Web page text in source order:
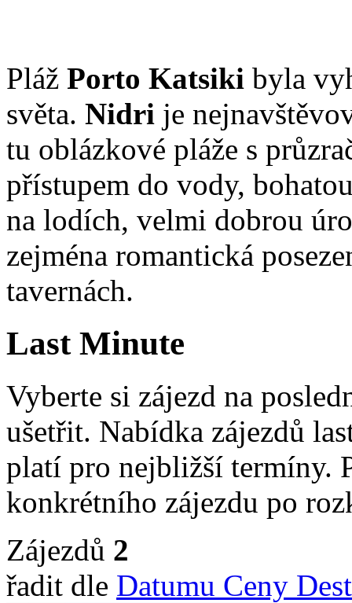
Pláž Porto Katsiki byla
světa. Nidri je
tu oblázkové pláže s
přístupem do vody,
na lodích, velmi dobrou
zejména romantická
tavernách.
Last Minute
Vyberte si zájezd na
ušetřit. Nabídka zájezdů
platí pro nejbližší termíny.
konkrétního zájezdu po
Zájezdů 2
řadit dle Datumu Ceny